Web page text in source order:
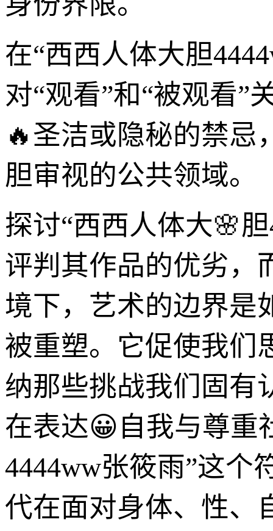
在“西西人体大胆
对“观看”和“被观看”
🔥圣洁或隐秘的禁忌
胆审视的公共领域。
探讨“西西人体大🌸
评判其作品的优劣，
境下，艺术的边界是
被重塑。它促使我们
纳那些挑战我们固有
在表达😀自我与尊重
4444ww张筱雨”这个
代在面对身体、性、